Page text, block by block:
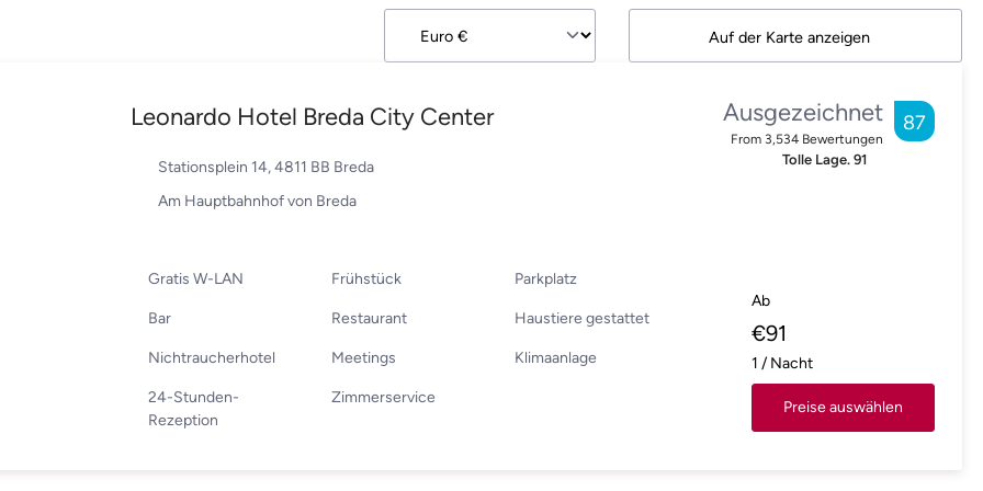
Auf der Karte anzeigen
Leonardo Hotel Breda City Center
Stationsplein 14, 4811 BB Breda
Am Hauptbahnhof von Breda
Ausgezeichnet
From 3,534 Bewertungen
87
Tolle Lage. 91
Gratis W-LAN Frühstück Parkplatz
Bar Restaurant Haustiere gestattet
Nichtraucherhotel Meetings Klimaanlage
24-Stunden-
Rezeption
Zimmerservice
Ab
€91
1 / Nacht
Preise auswählen